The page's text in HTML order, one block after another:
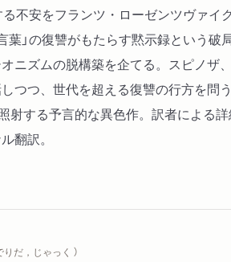
る不安をフランツ・ローゼンツヴァイ
葉」の復讐がもたらす黙示録という破
ニズムの脱構築を企てる。スピノザ
つつ、世代を超える復讐の行方を問
射する予言的な異色作。訳者による
翻訳。
りだ，じゃっく ）